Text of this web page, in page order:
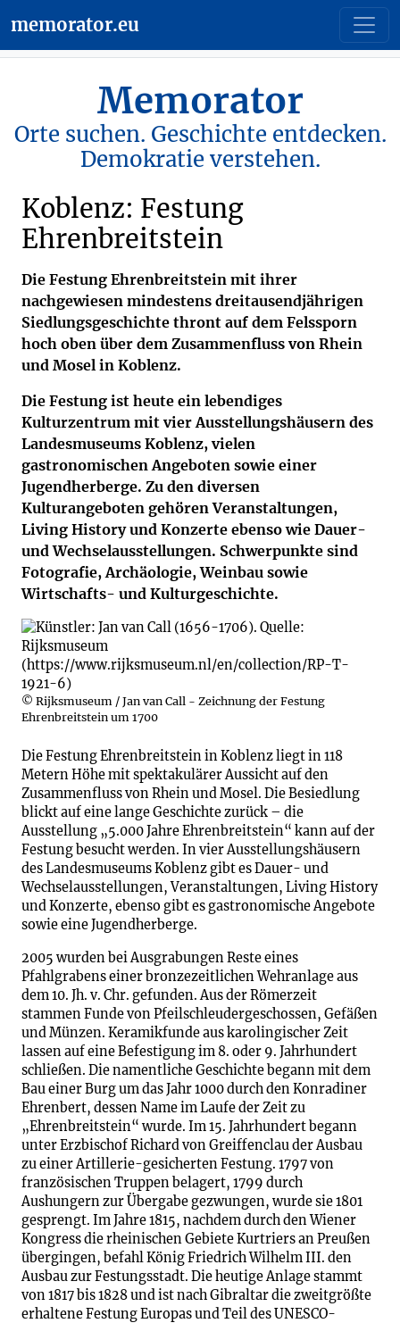
memorator.eu
Memorator
Orte suchen. Geschichte entdecken.
Demokratie verstehen.
Koblenz: Festung
Ehrenbreitstein
Die Festung Ehrenbreitstein mit ihrer
nachgewiesen mindestens dreitausendjährigen
Siedlungsgeschichte thront auf dem Felssporn
hoch oben über dem Zusammenfluss von Rhein
und Mosel in Koblenz.
Die Festung ist heute ein lebendiges
Kulturzentrum mit vier Ausstellungshäusern des
Landesmuseums Koblenz, vielen
gastronomischen Angeboten sowie einer
Jugendherberge. Zu den diversen
Kulturangeboten gehören Veranstaltungen,
Living History und Konzerte ebenso wie Dauer-
und Wechselausstellungen. Schwerpunkte sind
Fotografie, Archäologie, Weinbau sowie
Wirtschafts- und Kulturgeschichte.
© Rijksmuseum / Jan van Call - Zeichnung der Festung
Ehrenbreitstein um 1700
Die Festung Ehrenbreitstein in Koblenz liegt in 118
Metern Höhe mit spektakulärer Aussicht auf den
Zusammenfluss von Rhein und Mosel. Die Besiedlung
blickt auf eine lange Geschichte zurück – die
Ausstellung „5.000 Jahre Ehrenbreitstein“ kann auf der
Festung besucht werden. In vier Ausstellungshäusern
des Landesmuseums Koblenz gibt es Dauer- und
Wechselausstellungen, Veranstaltungen, Living History
und Konzerte, ebenso gibt es gastronomische Angebote
sowie eine Jugendherberge.
2005 wurden bei Ausgrabungen Reste eines
Pfahlgrabens einer bronzezeitlichen Wehranlage aus
dem 10. Jh. v. Chr. gefunden. Aus der Römerzeit
stammen Funde von Pfeilschleudergeschossen, Gefäßen
und Münzen. Keramikfunde aus karolingischer Zeit
lassen auf eine Befestigung im 8. oder 9. Jahrhundert
schließen. Die namentliche Geschichte begann mit dem
Bau einer Burg um das Jahr 1000 durch den Konradiner
Ehrenbert, dessen Name im Laufe der Zeit zu
„Ehrenbreitstein“ wurde. Im 15. Jahrhundert begann
unter Erzbischof Richard von Greiffenclau der Ausbau
zu einer Artillerie-gesicherten Festung. 1797 von
französischen Truppen belagert, 1799 durch
Aushungern zur Übergabe gezwungen, wurde sie 1801
gesprengt. Im Jahre 1815, nachdem durch den Wiener
Kongress die rheinischen Gebiete Kurtriers an Preußen
übergingen, befahl König Friedrich Wilhelm III. den
Ausbau zur Festungsstadt. Die heutige Anlage stammt
von 1817 bis 1828 und ist nach Gibraltar die zweitgrößte
erhaltene Festung Europas und Teil des UNESCO-